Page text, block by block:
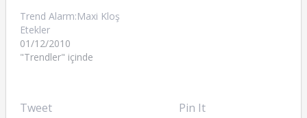
Trend Alarm:Maxi Kloş
Etekler
01/12/2010
"Trendler" içinde
Tweet Pin It